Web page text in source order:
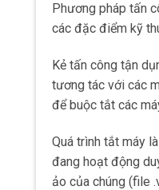
Phương pháp tấn
các đặc điểm kỹ
Kẻ tấn công tận
tương tác với các
để buộc tắt các
Quá trình tắt máy
đang hoạt động
ảo của chúng (file